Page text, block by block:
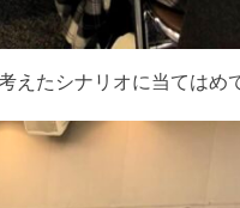
たシナリオに当てはめ